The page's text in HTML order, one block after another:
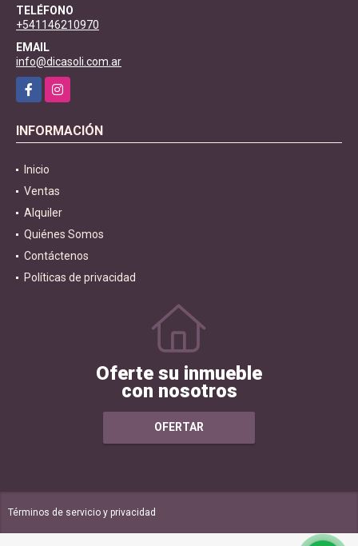
TELÉFONO
+541146210970
EMAIL
info@dicasoli.com.ar
FacebookInstagram
INFORMACIÓN
Inicio
Ventas
Alquiler
Quiénes Somos
Contáctenos
Políticas de privacidad
Oferte su inmueble
con nosotros
OFERTAR
Términos de servicio y privacidad